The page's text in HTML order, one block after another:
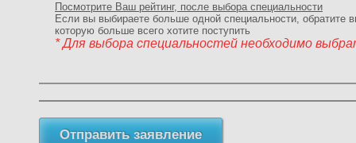
Посмотрите Ваш рейтинг, после выбора специальности
Если вы выбираете больше одной специальности, обратите
которую больше всего хотите поступить
* Для выбора специальностей необходимо
Отправить заявление